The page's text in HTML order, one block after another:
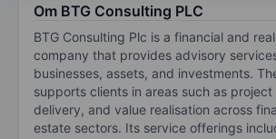
Om BTG Consulting PLC
BTG Consulting Plc is a financial and
company that provides advisory
businesses, assets, and investments.
supports clients in areas such as
delivery, and value realisation across
estate sectors. Its service offerings